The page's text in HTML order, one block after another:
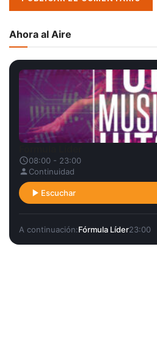
Ahora al Aire
08:00 - 23:00
Continuidad
Escuchar
A continuación:Fórmula Líder23:00